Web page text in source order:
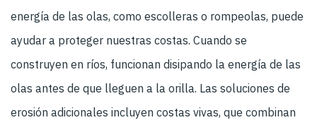
energía de las olas, como escolleras o rompeolas, puede
ayudar a proteger nuestras costas. Cuando se
construyen en ríos, funcionan disipando la energía de las
olas antes de que lleguen a la orilla. Las soluciones de
erosión adicionales incluyen costas vivas, que combinan